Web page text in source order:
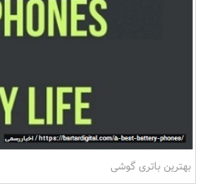
بهترین باتری گوشی